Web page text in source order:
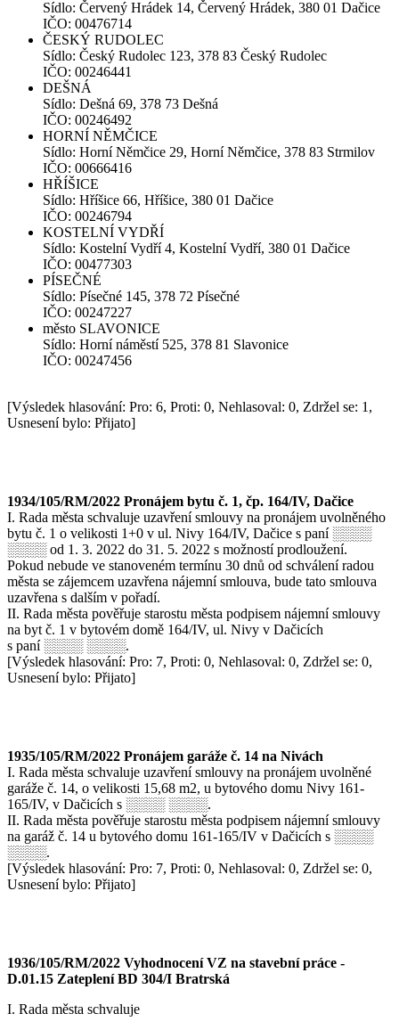
Sídlo: Červený Hrádek 14, Červený Hrádek, 380 01 Dačice
IČO: 00476714
ČESKÝ RUDOLEC
Sídlo: Český Rudolec 123, 378 83 Český Rudolec
IČO: 00246441
DEŠNÁ
Sídlo: Dešná 69, 378 73 Dešná
IČO: 00246492
HORNÍ NĚMČICE
Sídlo: Horní Němčice 29, Horní Němčice, 378 83 Strmilov
IČO: 00666416
HŘÍŠICE
Sídlo: Hříšice 66, Hříšice, 380 01 Dačice
IČO: 00246794
KOSTELNÍ VYDŘÍ
Sídlo: Kostelní Vydří 4, Kostelní Vydří, 380 01 Dačice
IČO: 00477303
PÍSEČNÉ
Sídlo: Písečné 145, 378 72 Písečné
IČO: 00247227
město SLAVONICE
Sídlo: Horní náměstí 525, 378 81 Slavonice
IČO: 00247456
[Výsledek hlasování: Pro: 6, Proti: 0, Nehlasoval: 0, Zdržel se: 1,
Usnesení bylo: Přijato]
1934/105/RM/2022 Pronájem bytu č. 1, čp. 164/IV, Dačice
I. Rada města schvaluje uzavření smlouvy na pronájem uvolněného
bytu č. 1 o velikosti 1+0 v ul. Nivy 164/IV, Dačice s paní ░░░░
░░░░ od 1. 3. 2022 do 31. 5. 2022 s možností prodloužení.
Pokud nebude ve stanoveném termínu 30 dnů od schválení radou
města se zájemcem uzavřena nájemní smlouva, bude tato smlouva
uzavřena s dalším v pořadí.
II. Rada města pověřuje starostu města podpisem nájemní smlouvy
na byt č. 1 v bytovém domě 164/IV, ul. Nivy v Dačicích
s paní ░░░░ ░░░░.
[Výsledek hlasování: Pro: 7, Proti: 0, Nehlasoval: 0, Zdržel se: 0,
Usnesení bylo: Přijato]
1935/105/RM/2022 Pronájem garáže č. 14 na Nivách
I. Rada města schvaluje uzavření smlouvy na pronájem uvolněné
garáže č. 14, o velikosti 15,68 m2, u bytového domu Nivy 161-
165/IV, v Dačicích s ░░░░ ░░░░.
II. Rada města pověřuje starostu města podpisem nájemní smlouvy
na garáž č. 14 u bytového domu 161-165/IV v Dačicích s ░░░░
░░░░.
[Výsledek hlasování: Pro: 7, Proti: 0, Nehlasoval: 0, Zdržel se: 0,
Usnesení bylo: Přijato]
1936/105/RM/2022 Vyhodnocení VZ na stavební práce -
D.01.15 Zateplení BD 304/I Bratrská
I. Rada města schvaluje